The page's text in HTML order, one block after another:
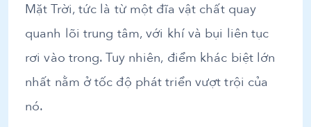
Mặt Trời, tức là từ một đĩa vật chất quay
quanh lõi trung tâm, với khí và bụi liên tục
rơi vào trong. Tuy nhiên, điểm khác biệt lớn
nhất nằm ở tốc độ phát triển vượt trội của
nó.